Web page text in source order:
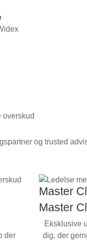
overskud
og trusted
der
Master
Master
Eksklusive
dig, der